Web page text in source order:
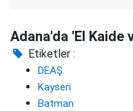
Adana'da 'El Kaide
Etiketler :
DEAŞ
Kayseri
Batman